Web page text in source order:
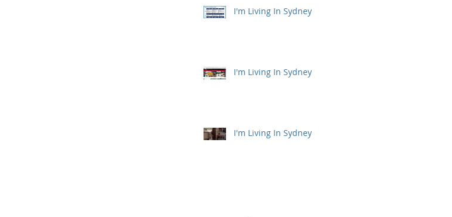
I'm Living In Sydney
I'm Living In Sydney
I'm Living In Sydney